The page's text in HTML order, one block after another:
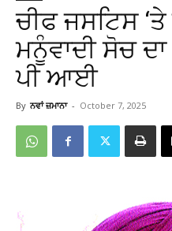
ਚੀਫ ਜਸਟਿਸ
ਮਨੂੰਵਾਦੀ ਸੋਚ
ਪੀ ਆਈ
By ਨਵਾਂ ਜ਼ਮਾਨਾ - October 7, 2025